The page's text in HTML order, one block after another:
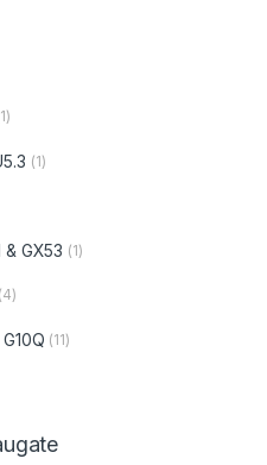
(1)
& GX53 (1)
(4)
(11)